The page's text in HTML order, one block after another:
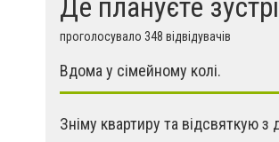
Де плануєте
проголосувало 348 відвідувачів
Вдома у сімейному колі.
Зніму квартиру та відсвяткую з